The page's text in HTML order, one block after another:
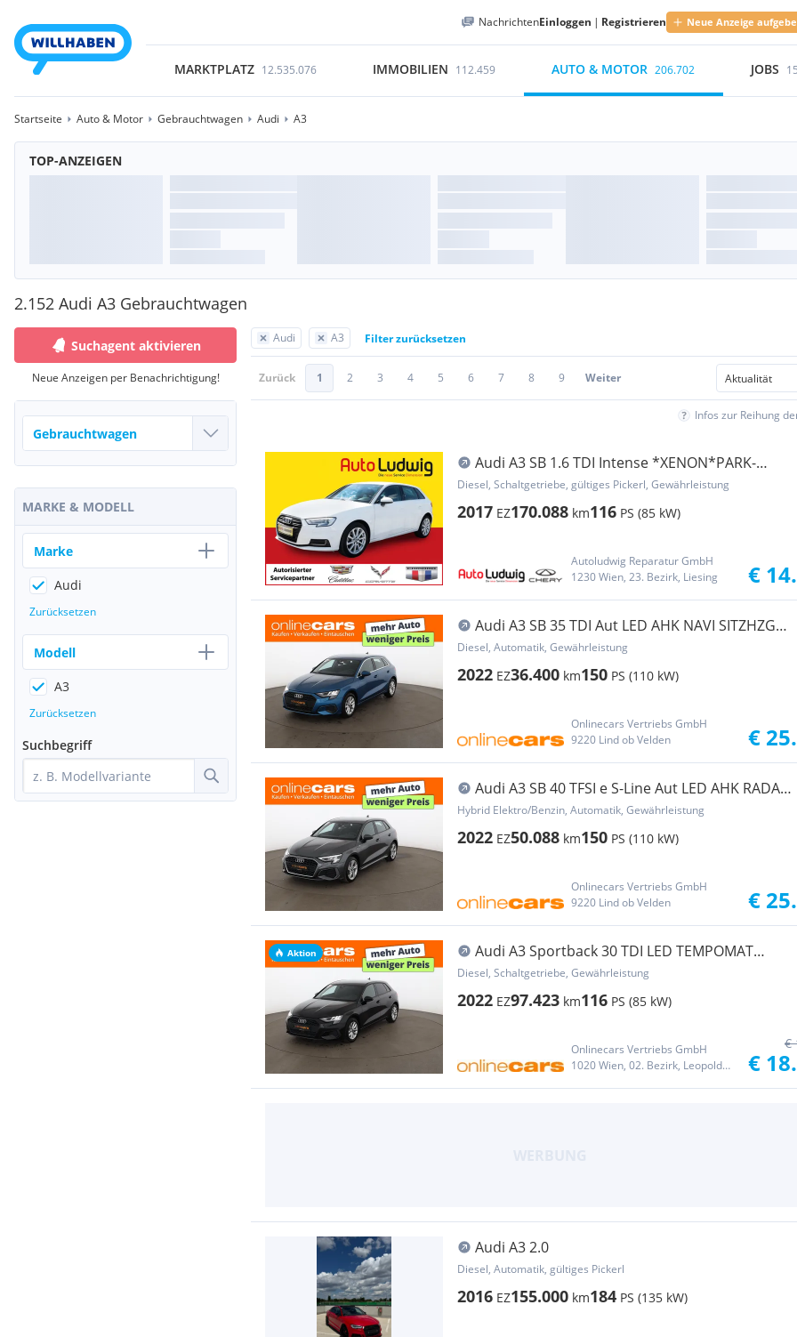
NachrichtenEinloggen | Registrieren Neue Anzeige
MARKTPLATZ 12.535.076 IMMOBILIEN 112.459 AUTO & MOTOR 206.702 JOBS
Startseite Auto & Motor Gebrauchtwagen Audi A3
TOP-ANZEIGEN
2.152 Audi A3 Gebrauchtwagen
Audi A3 Filter zurücksetzen
Zurück 1 2 3 4 5 6 7 8 9 Weiter
Infos zur Reihung
Audi A3 SB 1.6 TDI Intense *XENON*PARK-
PILOT*SHZ*TEM...
Diesel, Schaltgetriebe, gültiges Pickerl, Gewährleistung
2017 EZ170.088 km116 PS (85 kW)
Autoludwig Reparatur GmbH
1230 Wien, 23. Bezirk, Liesing
€
Audi A3 SB 35 TDI Aut LED AHK NAVI SITZHZG
TEMP PDC
Diesel, Automatik, Gewährleistung
2022 EZ36.400 km150 PS (110 kW)
Onlinecars Vertriebs GmbH
9220 Lind ob Velden
€
Audi A3 SB 40 TFSI e S-Line Aut LED AHK RADAR
NAVI PD
Hybrid Elektro/Benzin, Automatik, Gewährleistung
2022 EZ50.088 km150 PS (110 kW)
Onlinecars Vertriebs GmbH
9220 Lind ob Velden
€
Aktion
Audi A3 Sportback 30 TDI LED TEMPOMAT
PARKHILFE
Diesel, Schaltgetriebe, Gewährleistung
2022 EZ97.423 km116 PS (85 kW)
Onlinecars Vertriebs GmbH
1020 Wien, 02. Bezirk, Leopoldstadt
€
€
Audi A3 2.0
Diesel, Automatik, gültiges Pickerl
2016 EZ155.000 km184 PS (135 kW)
Suchagent aktivieren
Neue Anzeigen per Benachrichtigung!
MARKE & MODELL
Marke
Audi
Zurücksetzen
Modell
A3
Zurücksetzen
Suchbegriff